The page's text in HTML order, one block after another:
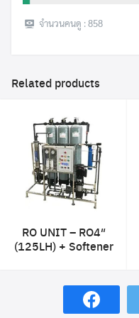
จำนวนคนดู :858
Related products
RO UNIT – RO4″
(125LH) + Softener